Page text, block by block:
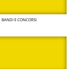
BANDI E CONCORSI